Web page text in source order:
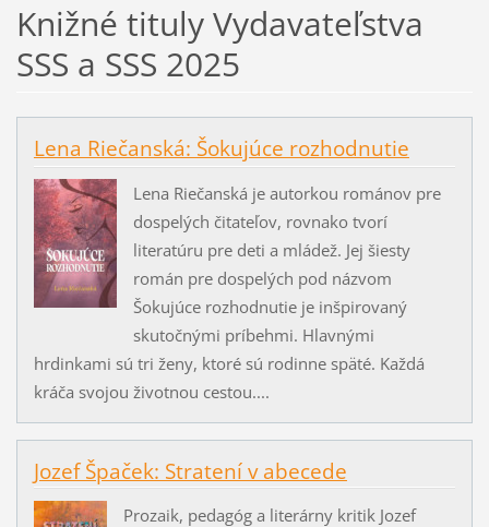
Knižné tituly Vydavateľstva
SSS a SSS 2025
Lena Riečanská: Šokujúce rozhodnutie
Lena Riečanská je autorkou románov pre
dospelých čitateľov, rovnako tvorí
literatúru pre deti a mládež. Jej šiesty
román pre dospelých pod názvom
Šokujúce rozhodnutie je inšpirovaný
skutočnými príbehmi. Hlavnými
hrdinkami sú tri ženy, ktoré sú rodinne späté. Každá
kráča svojou životnou cestou....
Jozef Špaček: Stratení v abecede
Prozaik, pedagóg a literárny kritik Jozef